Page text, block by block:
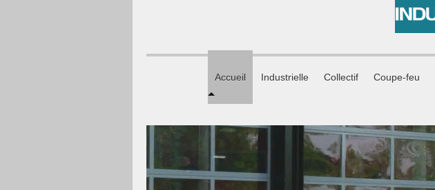
Accueil Industrielle Collectif Coupe-feu